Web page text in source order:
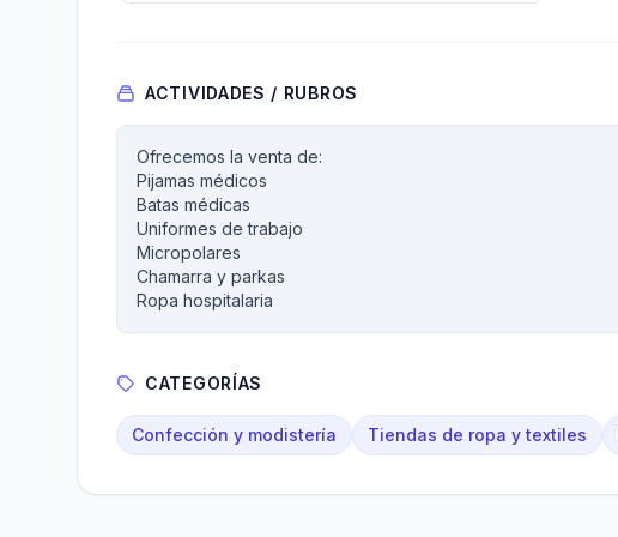
ACTIVIDADES / RUBROS
Ofrecemos la venta de:
Pijamas médicos
Batas médicas
Uniformes de trabajo
Micropolares
Chamarra y parkas
Ropa hospitalaria
CATEGORÍAS
Confección y modistería Tiendas de ropa y textiles